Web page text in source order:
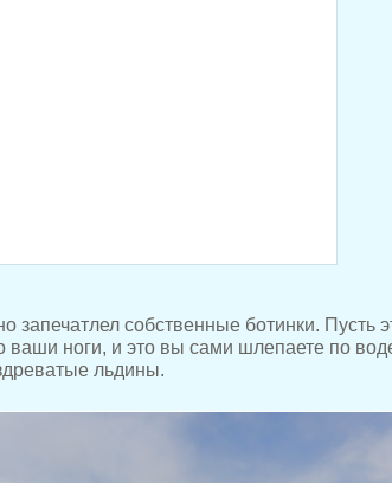
запечатлел собственные ботинки. Пусть
ваши ноги, и это вы сами шлепаете по
льдины.